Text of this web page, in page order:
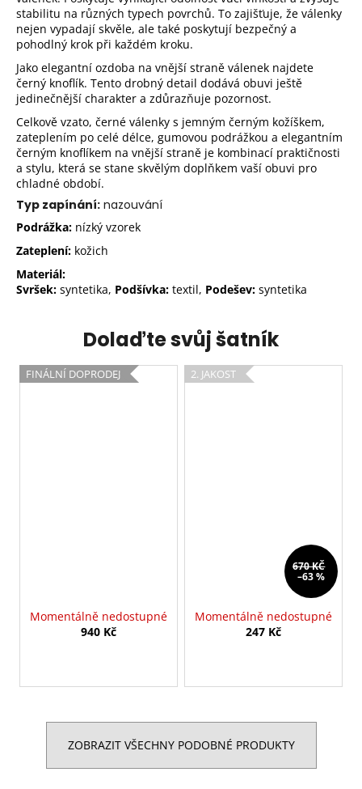
stabilitu na různých typech povrchů. To zajišťuje, že válenky
nejen vypadají skvěle, ale také poskytují bezpečný a
pohodlný krok při každém kroku.
Jako elegantní ozdoba na vnější straně válenek najdete
černý knoflík. Tento drobný detail dodává obuvi ještě
jedinečnější charakter a zdůrazňuje pozornost.
Celkově vzato, černé válenky s jemným černým kožíškem,
zateplením po celé délce, gumovou podrážkou a elegantním
černým knoflíkem na vnější straně je kombinací praktičnosti
a stylu, která se stane skvělým doplňkem vaší obuvi pro
chladné období.
Typ zapínání: nazouvání
Podrážka: nízký vzorek
Zateplení: kožich
Materiál:
Svršek: syntetika, Podšívka: textil, Podešev: syntetika
Dolaďte svůj šatník
FINÁLNÍ DOPRODEJ
Momentálně nedostupné
940 Kč
2. JAKOST
670 KČ
–63 %
Momentálně nedostupné
247 Kč
ZOBRAZIT VŠECHNY PODOBNÉ PRODUKTY